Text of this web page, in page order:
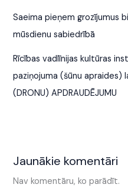
Saeima pieņem grozījumus
mūsdienu sabiedrībā
Rīcības vadlīnijas kultūras
paziņojuma (šūnu apraides)
(DRONU) APDRAUDĒJUMU
Jaunākie komentāri
Nav komentāru, ko parādīt.